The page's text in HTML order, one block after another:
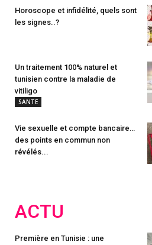
Horoscope et infidélité, quels sont
les signes..?
Un traitement 100% naturel et
tunisien contre la maladie de
vitiligo
SANTE
Vie sexuelle et compte bancaire…
des points en commun non
révélés...
ACTU
Première en Tunisie : une